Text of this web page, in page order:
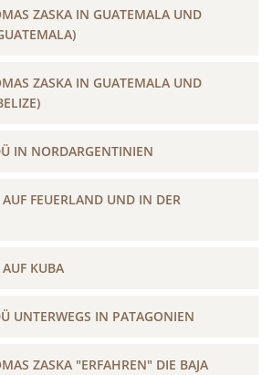
ZASKA IN GUATEMALA UND
ZASKA IN GUATEMALA UND
IN NORDARGENTINIEN
FEUERLAND UND IN DER
KUBA
UNTERWEGS IN PATAGONIEN
ZASKA "ERFAHREN" DIE BAJA